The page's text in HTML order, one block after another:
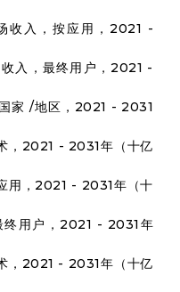
收入，按应用，2021 -
入，最终用户，2021 -
家 /地区，2021 - 2031
，2021 - 2031年（十亿
用，2021 - 2031年（十
终用户，2021 - 2031年
，2021 - 2031年（十亿